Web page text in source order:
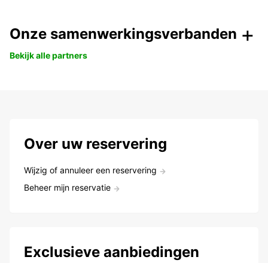
Onze samenwerkingsverbanden
Bekijk alle partners
Over uw reservering
Wijzig of annuleer een reservering
Beheer mijn reservatie
Exclusieve aanbiedingen